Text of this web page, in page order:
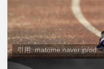
引用: matome.naver.jp/od...